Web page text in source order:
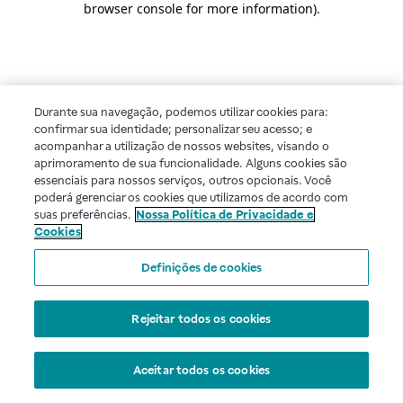
browser console for more information).
Durante sua navegação, podemos utilizar cookies para:
confirmar sua identidade; personalizar seu acesso; e
acompanhar a utilização de nossos websites, visando o
aprimoramento de sua funcionalidade. Alguns cookies são
essenciais para nossos serviços, outros opcionais. Você
poderá gerenciar os cookies que utilizamos de acordo com
suas preferências. Nossa Política de Privacidade e
Cookies
Definições de cookies
Rejeitar todos os cookies
Aceitar todos os cookies